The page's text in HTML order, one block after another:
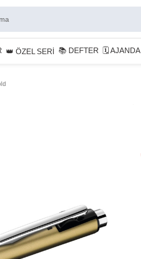
👑 ÖZEL SERİ 📚 DEFTER 🗓 AJANDA